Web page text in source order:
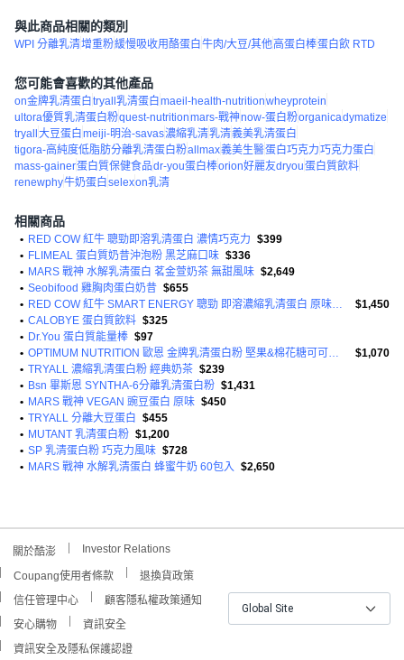
與此商品相關的類別
WPI 分離乳清增重粉緩慢吸收用酪蛋白 牛肉/大豆/其他高蛋白棒蛋白飲 RTD
您可能會喜歡的其他產品
on金牌乳清蛋白 tryall乳清蛋白 maeil-health-nutritionwheyprotein
ultora優質乳清蛋白粉quest-nutritionmars-戰神now-蛋白粉organicadymatize
tryall 大豆蛋白 meiji-明治-savas濃縮乳清乳清義美乳清蛋白
tigora-高純度低脂肪分離乳清蛋白粉allmax義美生醫蛋白巧克力巧克力蛋白
mass-gainer蛋白質保健食品dr-you蛋白棒orion好麗友dryou蛋白質飲料
renewphy牛奶蛋白 selexon乳清
相關商品
• RED COW 紅牛 聰勁即溶乳清蛋白 濃情巧克力 $399
• FLIMEAL 蛋白質奶昔沖泡粉 黑芝麻口味 $336
• MARS 戰神 水解乳清蛋白 茗金萱奶茶 無甜風味 $2,649
• Seobifood 雞胸肉蛋白奶昔 $655
•
RED COW 紅牛 SMART ENERGY 聰勁 即溶濃縮乳清蛋白 原味無添加 30包
$1,450
• CALOBYE 蛋白質飲料 $325
• Dr.You 蛋白質能量棒 $97
•
OPTIMUM NUTRITION 歐恩 金牌乳清蛋白粉 堅果&棉花糖可可風味
$1,070
• TRYALL 濃縮乳清蛋白粉 經典奶茶 $239
• Bsn 畢斯恩 SYNTHA-6分離乳清蛋白粉 $1,431
• MARS 戰神 VEGAN 豌豆蛋白 原味 $450
• TRYALL 分離大豆蛋白
$455
• MUTANT 乳清蛋白粉 $1,200
• SP 乳清蛋白粉 巧克力風味 $728
• MARS 戰神 水解乳清蛋白 蜂蜜牛奶 60包入 $2,650
關於酷澎 Investor Relations
Coupang使用者條款
退換貨政策
信任管理中心
顧客隱私權政策通知
安心購物
資訊安全
資訊安全及隱私保護認證
Global Site